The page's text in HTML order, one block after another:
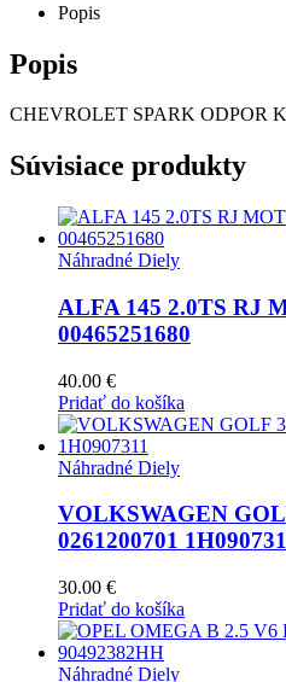
Popis
Popis
CHEVROLET SPARK ODPOR
Súvisiace produkty
Náhradné Diely
ALFA 145 2.0TS RJ
00465251680
40.00 €
Pridať do košíka
Náhradné Diely
VOLKSWAGEN
0261200701
30.00 €
Pridať do košíka
Náhradné Diely